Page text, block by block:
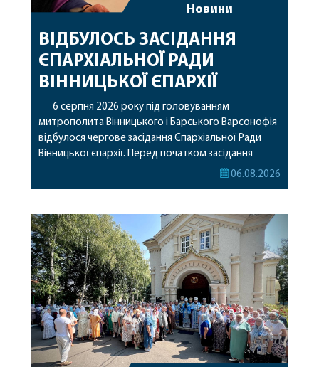
Новини
ВІДБУЛОСЬ ЗАСІДАННЯ
ЄПАРХІАЛЬНОЇ РАДИ
ВІННИЦЬКОЇ ЄПАРХІЇ
6 серпня 2026 року під головуванням
митрополита Вінницького і Барського Варсонофія
відбулося чергове засідання Єпархіальної Ради
Вінницької єпархії. Перед початком засідання
секретар Єпархіальної Ради від імені членів Ради
побажавши йому міцного здоров’я, Божої
допомоги, миру, духовної радості та
благословенних успіхів у подальшому
архіпастирському служінні. […]
06.08.2026